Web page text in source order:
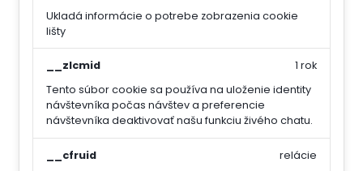
Ukladá informácie o potrebe zobrazenia cookie
lišty
__zlcmid
Tento súbor cookie sa používa na uloženie identity
návštevníka počas návštev a preferencie
návštevníka deaktivovať našu funkciu živého chatu.
1 rok
__cfruid
relácie